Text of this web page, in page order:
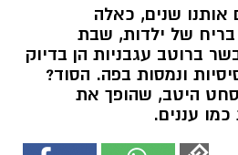
אותנו שנים, כאלה
של ילדות, שבת
ברוטב עגבניות הן בדיוק
ונמסות בפה. הסוד?
היטב, שהופך את
כמו עננים.